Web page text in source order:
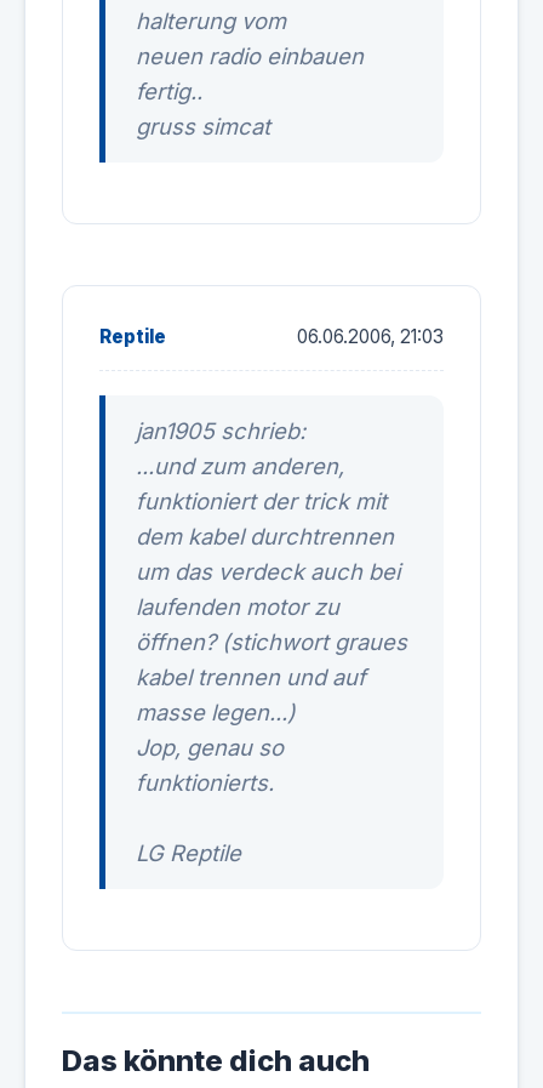
halterung vom
neuen radio einbauen
fertig..
gruss simcat
Reptile 06.06.2006, 21:03
jan1905 schrieb:
...und zum anderen,
funktioniert der trick mit
dem kabel durchtrennen
um das verdeck auch bei
laufenden motor zu
öffnen? (stichwort graues
kabel trennen und auf
masse legen...)
Jop, genau so
funktionierts.
LG Reptile
Das könnte dich auch